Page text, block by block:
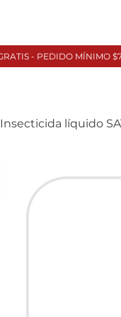
Insecticida líquido